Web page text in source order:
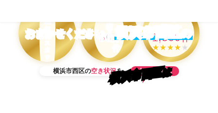
フ
50 万
1,500件
★★★★ ★
横浜市西区の空き状況を 今すぐ確認
おまかせください！横浜市西区 の
横浜市西区は
当日予約